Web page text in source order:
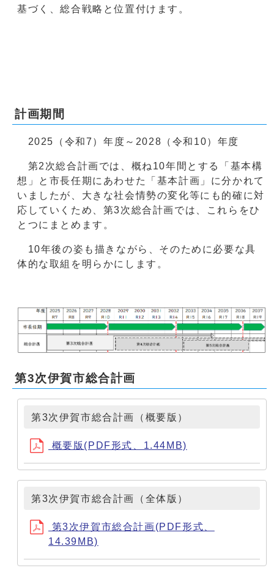
基づく、総合戦略と位置付けます。
計画期間
2025（令和7）年度～2028（令和10）年度
第2次総合計画では、概ね10年間とする「基本構
想」と市長任期にあわせた「基本計画」に分かれて
いましたが、大きな社会情勢の変化等にも的確に対
応していくため、第3次総合計画では、これらをひ
とつにまとめます。
10年後の姿も描きながら、そのために必要な具
体的な取組を明らかにします。
第3次伊賀市総合計画
第3次伊賀市総合計画（概要版）
概要版(PDF形式、1.44MB)
第3次伊賀市総合計画（全体版）
第3次伊賀市総合計画(PDF形式、
14.39MB)